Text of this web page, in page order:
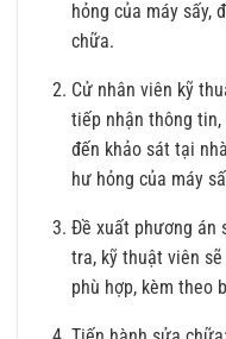
hỏng của máy sấy,
chữa.
Cử nhân viên kỹ
tiếp nhận thông
đến khảo sát tại
hư hỏng của máy
Đề xuất phương án
tra, kỹ thuật viên
phù hợp, kèm theo